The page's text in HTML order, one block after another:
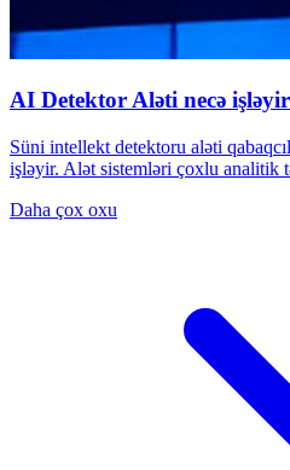
AI Detektor Aləti necə
Süni intellekt detektoru aləti
işləyir. Alət sistemləri çoxlu analitik
Daha çox oxu